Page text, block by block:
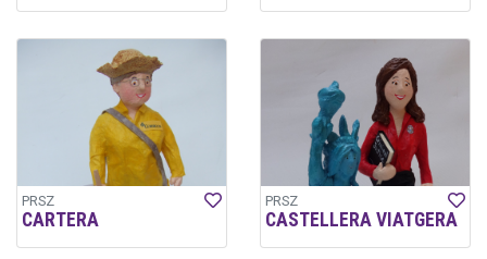
PRSZ
CARTERA
PRSZ
CASTELLERA VIATGERA